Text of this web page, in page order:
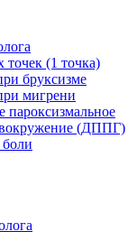
точек (1 точка)
бруксизме
мигрени
пароксизмальное
(ДППГ)